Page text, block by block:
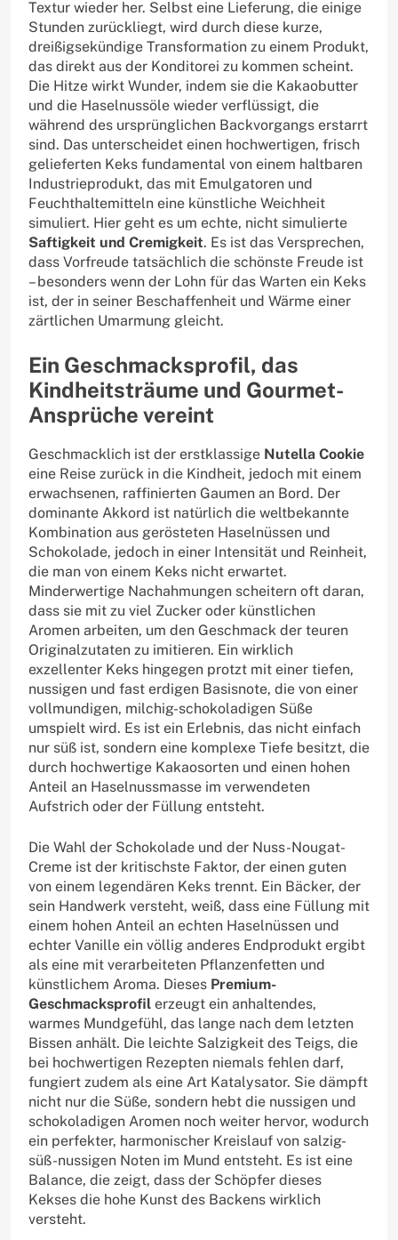
Textur wieder her. Selbst eine Lieferung, die einige
Stunden zurückliegt, wird durch diese kurze,
dreißigsekündige Transformation zu einem Produkt,
das direkt aus der Konditorei zu kommen scheint.
Die Hitze wirkt Wunder, indem sie die Kakaobutter
und die Haselnussöle wieder verflüssigt, die
während des ursprünglichen Backvorgangs erstarrt
sind. Das unterscheidet einen hochwertigen, frisch
gelieferten Keks fundamental von einem haltbaren
Industrieprodukt, das mit Emulgatoren und
Feuchthaltemitteln eine künstliche Weichheit
simuliert. Hier geht es um echte, nicht simulierte
Saftigkeit und Cremigkeit. Es ist das Versprechen,
dass Vorfreude tatsächlich die schönste Freude ist
– besonders wenn der Lohn für das Warten ein Keks
ist, der in seiner Beschaffenheit und Wärme einer
zärtlichen Umarmung gleicht.
Ein Geschmacksprofil, das
Kindheitsträume und Gourmet-
Ansprüche vereint
Geschmacklich ist der erstklassige Nutella Cookie
eine Reise zurück in die Kindheit, jedoch mit einem
erwachsenen, raffinierten Gaumen an Bord. Der
dominante Akkord ist natürlich die weltbekannte
Kombination aus gerösteten Haselnüssen und
Schokolade, jedoch in einer Intensität und Reinheit,
die man von einem Keks nicht erwartet.
Minderwertige Nachahmungen scheitern oft daran,
dass sie mit zu viel Zucker oder künstlichen
Aromen arbeiten, um den Geschmack der teuren
Originalzutaten zu imitieren. Ein wirklich
exzellenter Keks hingegen protzt mit einer tiefen,
nussigen und fast erdigen Basisnote, die von einer
vollmundigen, milchig-schokoladigen Süße
umspielt wird. Es ist ein Erlebnis, das nicht einfach
nur süß ist, sondern eine komplexe Tiefe besitzt, die
durch hochwertige Kakaosorten und einen hohen
Anteil an Haselnussmasse im verwendeten
Aufstrich oder der Füllung entsteht.
Die Wahl der Schokolade und der Nuss-Nougat-
Creme ist der kritischste Faktor, der einen guten
von einem legendären Keks trennt. Ein Bäcker, der
sein Handwerk versteht, weiß, dass eine Füllung mit
einem hohen Anteil an echten Haselnüssen und
echter Vanille ein völlig anderes Endprodukt ergibt
als eine mit verarbeiteten Pflanzenfetten und
künstlichem Aroma. Dieses Premium-
Geschmacksprofil erzeugt ein anhaltendes,
warmes Mundgefühl, das lange nach dem letzten
Bissen anhält. Die leichte Salzigkeit des Teigs, die
bei hochwertigen Rezepten niemals fehlen darf,
fungiert zudem als eine Art Katalysator. Sie dämpft
nicht nur die Süße, sondern hebt die nussigen und
schokoladigen Aromen noch weiter hervor, wodurch
ein perfekter, harmonischer Kreislauf von salzig-
süß-nussigen Noten im Mund entsteht. Es ist eine
Balance, die zeigt, dass der Schöpfer dieses
Kekses die hohe Kunst des Backens wirklich
versteht.